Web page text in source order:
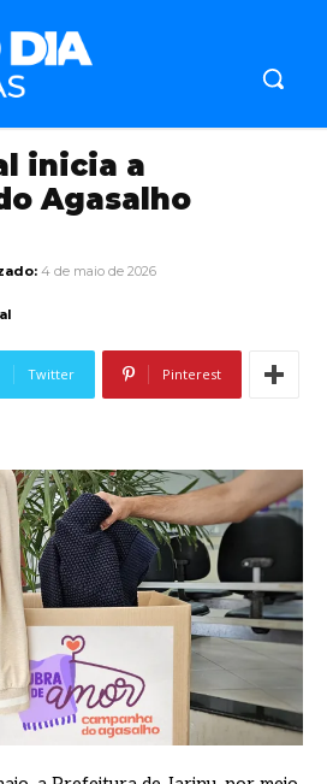
inicia a
Agasalho
4 de maio de 2026
Twitter Pinterest